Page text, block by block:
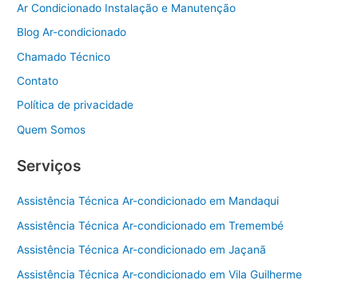
Ar Condicionado Instalação e Manutenção
Blog Ar-condicionado
Chamado Técnico
Contato
Política de privacidade
Quem Somos
Serviços
Assistência Técnica Ar-condicionado em Mandaqui
Assistência Técnica Ar-condicionado em Tremembé
Assistência Técnica Ar-condicionado em Jaçanã
Assistência Técnica Ar-condicionado em Vila Guilherme